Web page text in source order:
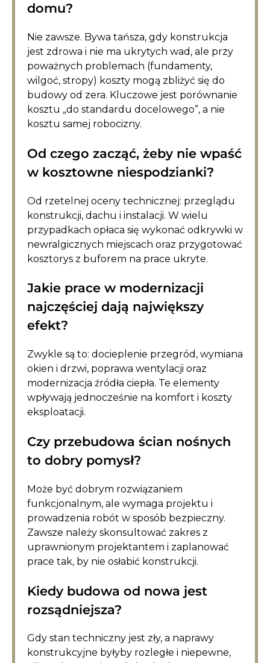
domu?
Nie zawsze. Bywa tańsza, gdy konstrukcja
jest zdrowa i nie ma ukrytych wad, ale przy
poważnych problemach (fundamenty,
wilgoć, stropy) koszty mogą zbliżyć się do
budowy od zera. Kluczowe jest porównanie
kosztu „do standardu docelowego”, a nie
kosztu samej robocizny.
Od czego zacząć, żeby nie wpaść
w kosztowne niespodzianki?
Od rzetelnej oceny technicznej: przeglądu
konstrukcji, dachu i instalacji. W wielu
przypadkach opłaca się wykonać odkrywki w
newralgicznych miejscach oraz przygotować
kosztorys z buforem na prace ukryte.
Jakie prace w modernizacji
najczęściej dają największy
efekt?
Zwykle są to: docieplenie przegród, wymiana
okien i drzwi, poprawa wentylacji oraz
modernizacja źródła ciepła. Te elementy
wpływają jednocześnie na komfort i koszty
eksploatacji.
Czy przebudowa ścian nośnych
to dobry pomysł?
Może być dobrym rozwiązaniem
funkcjonalnym, ale wymaga projektu i
prowadzenia robót w sposób bezpieczny.
Zawsze należy skonsultować zakres z
uprawnionym projektantem i zaplanować
prace tak, by nie osłabić konstrukcji.
Kiedy budowa od nowa jest
rozsądniejsza?
Gdy stan techniczny jest zły, a naprawy
konstrukcyjne byłyby rozległe i niepewne,